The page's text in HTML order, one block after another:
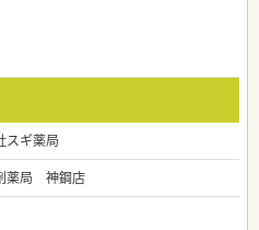
スギ薬局
薬局 神鋼店